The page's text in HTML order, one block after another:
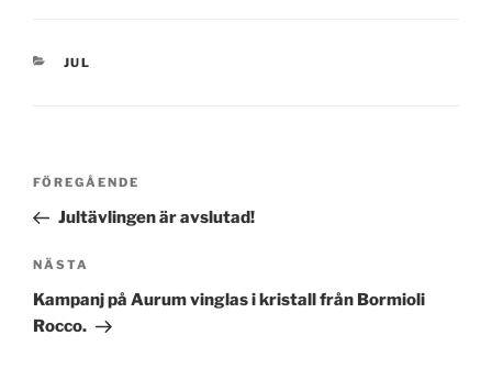
KATEGORIER
JUL
Inläggsnavigering
Föregående
inlägg
FÖREGÅENDE
Jultävlingen är avslutad!
Nästa
inlägg
NÄSTA
Kampanj på Aurum vinglas i kristall från Bormioli
Rocco.